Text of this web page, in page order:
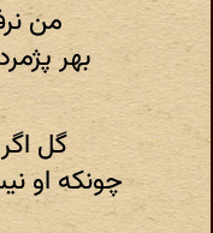
من
بهر
گل
چونکه او